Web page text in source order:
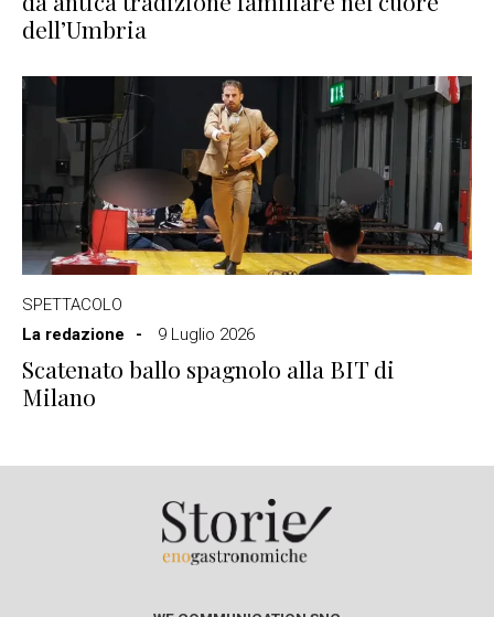
dell’Umbria
SPETTACOLO
La redazione
9 Luglio 2026
Scatenato ballo spagnolo alla BIT di
Milano